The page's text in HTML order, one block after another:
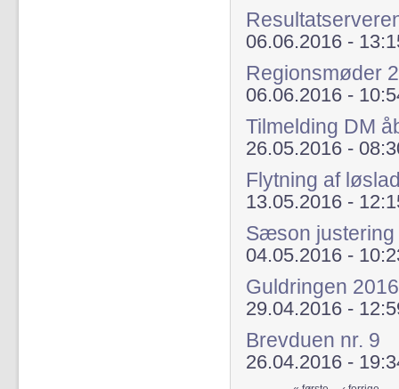
06.06.2016 -
Regionsmøder
06.06.2016 -
Tilmelding DM
26.05.2016 -
Flytning af
13.05.2016 -
Sæson
04.05.2016 -
Guldringen 2016
29.04.2016 -
Brevduen nr. 9
26.04.2016 -